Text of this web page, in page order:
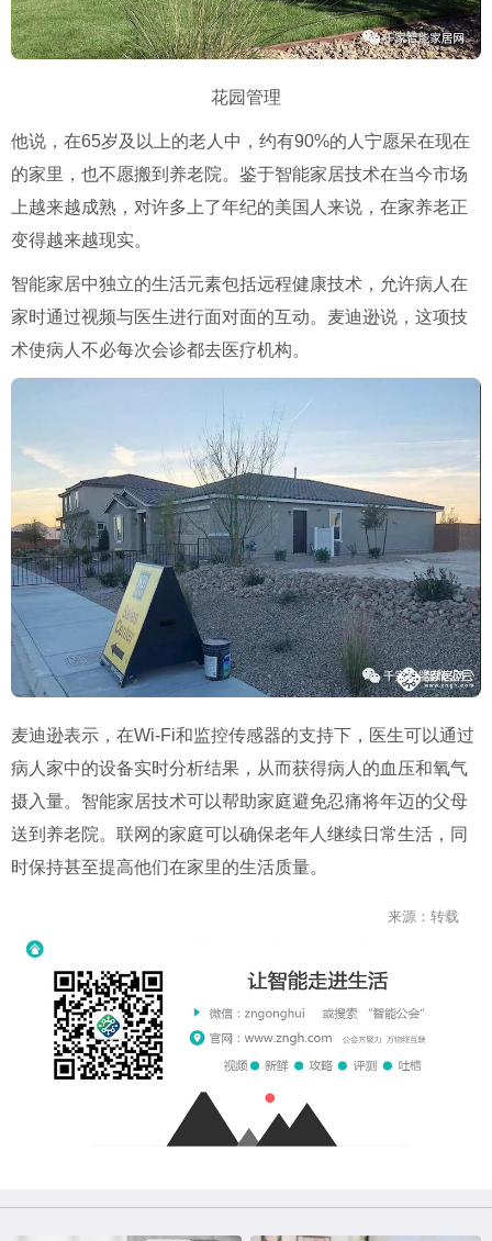
花园管理
他说，在65岁及以上的老人中，约有90%的人宁愿呆在现在
的家里，也不愿搬到养老院。鉴于智能家居技术在当今市场
上越来越成熟，对许多上了年纪的美国人来说，在家养老正
变得越来越现实。
智能家居中独立的生活元素包括远程健康技术，允许病人在
家时通过视频与医生进行面对面的互动。麦迪逊说，这项技
术使病人不必每次会诊都去医疗机构。
麦迪逊表示，在Wi-Fi和监控传感器的支持下，医生可以通过
病人家中的设备实时分析结果，从而获得病人的血压和氧气
摄入量。智能家居技术可以帮助家庭避免忍痛将年迈的父母
送到养老院。联网的家庭可以确保老年人继续日常生活，同
时保持甚至提高他们在家里的生活质量。
来源：转载